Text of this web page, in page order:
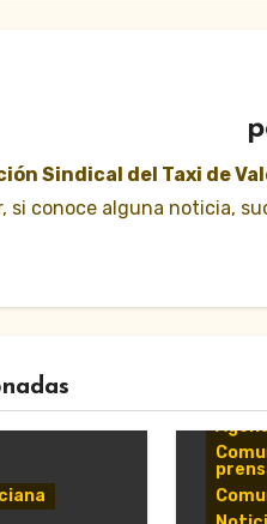
Sindical del Taxi de
si conoce alguna noticia,